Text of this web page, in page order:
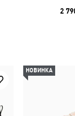
2
НОВИНКА